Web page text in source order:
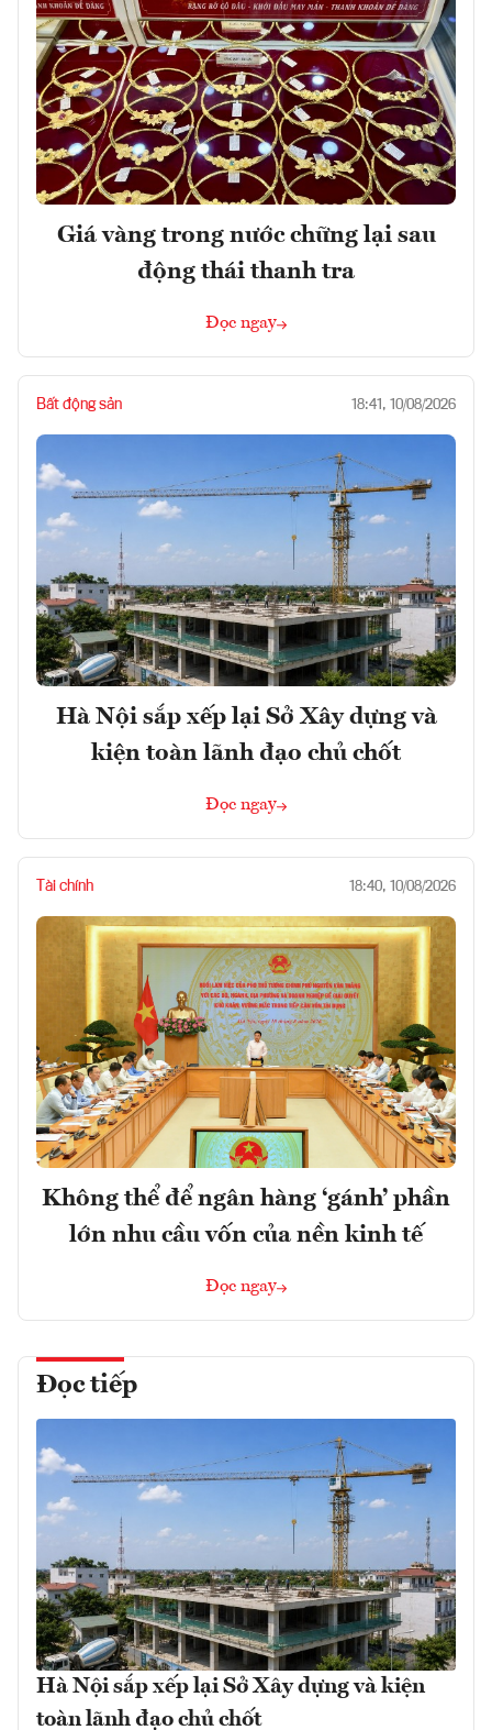
Giá vàng trong nước chững lại sau
động thái thanh tra
Đọc ngay
Bất động sản 18:41, 10/08/2026
Hà Nội sắp xếp lại Sở Xây dựng và
kiện toàn lãnh đạo chủ chốt
Đọc ngay
Tài chính 18:40, 10/08/2026
Không thể để ngân hàng ‘gánh’ phần
lớn nhu cầu vốn của nền kinh tế
Đọc ngay
Đọc tiếp
Hà Nội sắp xếp lại Sở Xây dựng và kiện
toàn lãnh đạo chủ chốt